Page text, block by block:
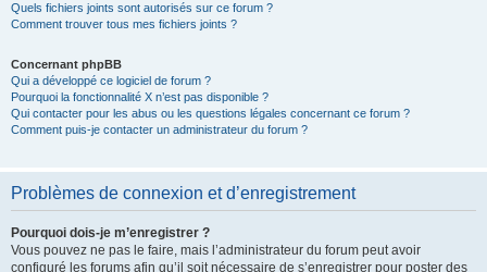
Quels fichiers joints sont autorisés sur ce forum ?
Comment trouver tous mes fichiers joints ?
Concernant phpBB
Qui a développé ce logiciel de forum ?
Pourquoi la fonctionnalité X n’est pas disponible ?
Qui contacter pour les abus ou les questions légales concernant ce forum ?
Comment puis-je contacter un administrateur du forum ?
Problèmes de connexion et d’enregistrement
Pourquoi dois-je m’enregistrer ?
Vous pouvez ne pas le faire, mais l’administrateur du forum peut avoir
configuré les forums afin qu’il soit nécessaire de s’enregistrer pour poster des